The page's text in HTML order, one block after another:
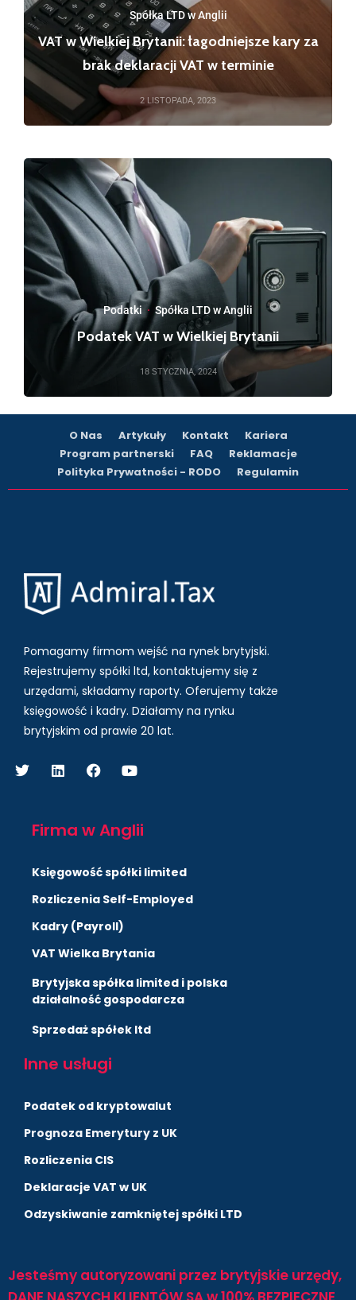
Spółka LTD w Anglii
VAT w Wielkiej Brytanii: łagodniejsze kary za
brak deklaracji VAT w terminie
2 LISTOPADA, 2023
Podatki · Spółka LTD w Anglii
Podatek VAT w Wielkiej Brytanii
18 STYCZNIA, 2024
O Nas Artykuły Kontakt
Kariera
Program partnerski
FAQ
Reklamacje
Polityka Prywatności - RODO
Regulamin
Pomagamy firmom wejść na rynek brytyjski.
Rejestrujemy spółki ltd, kontaktujemy się z
urzędami, składamy raporty. Oferujemy także
księgowość i kadry. Działamy na rynku
brytyjskim od prawie 20 lat.
Firma w Anglii
Księgowość spółki limited
Rozliczenia Self-Employed
Kadry (Payroll)
VAT Wielka Brytania
Brytyjska spółka limited i polska
działalność gospodarcza
Sprzedaż spółek ltd
Inne usługi
Podatek od kryptowalut
Prognoza Emerytury z UK
Rozliczenia CIS
Deklaracje VAT w UK
Odzyskiwanie zamkniętej spółki LTD
Jesteśmy autoryzowani przez brytyjskie urzędy,